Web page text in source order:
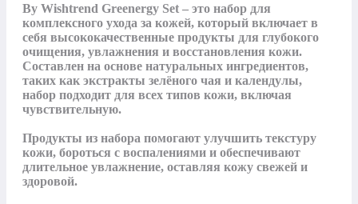
By Wishtrend Greenergy Set – это набор для
комплексного ухода за кожей, который включает в
себя высококачественные продукты для глубокого
очищения, увлажнения и восстановления кожи.
Составлен на основе натуральных ингредиентов,
таких как экстракты зелёного чая и календулы,
набор подходит для всех типов кожи, включая
чувствительную.
Продукты из набора помогают улучшить текстуру
кожи, бороться с воспалениями и обеспечивают
длительное увлажнение, оставляя кожу свежей и
здоровой.